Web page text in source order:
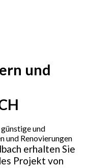
und
erhalten Sie
Projekt von